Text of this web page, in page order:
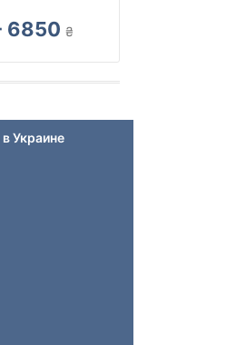
6850 ₴
Украине